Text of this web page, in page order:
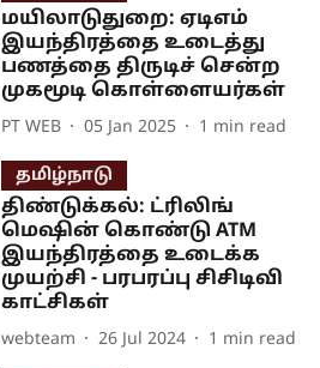
மயிலாடுதுறை: ஏடிஎம்
இயந்திரத்தை உடைத்து
பணத்தை திருடிச் சென்ற
முகமூடி கொள்ளையர்கள்
PT WEB 05 Jan 2025 1 min read
தமிழ்நாடு
திண்டுக்கல்: ட்ரிலிங்
மெஷின் கொண்டு ATM
இயந்திரத்தை உடைக்க
முயற்சி - பரபரப்பு சிசிடிவி
காட்சிகள்
webteam 26 Jul 2024 1 min read